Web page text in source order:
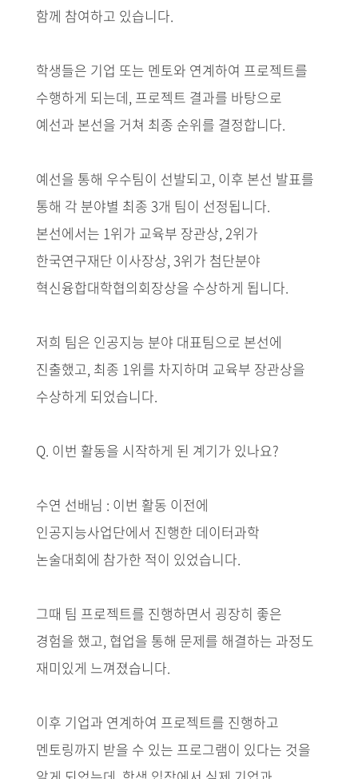
함께 참여하고 있습니다.
학생들은 기업 또는 멘토와 연계하여 프로젝트를
수행하게 되는데, 프로젝트 결과를 바탕으로
예선과 본선을 거쳐 최종 순위를 결정합니다.
예선을 통해 우수팀이 선발되고, 이후 본선 발표를
통해 각 분야별 최종 3개 팀이 선정됩니다.
본선에서는 1위가 교육부 장관상, 2위가
한국연구재단 이사장상, 3위가 첨단분야
혁신융합대학협의회장상을 수상하게 됩니다.
저희 팀은 인공지능 분야 대표팀으로 본선에
진출했고, 최종 1위를 차지하며 교육부 장관상을
수상하게 되었습니다.
Q. 이번 활동을 시작하게 된 계기가 있나요?
수연 선배님 : 이번 활동 이전에
인공지능사업단에서 진행한 데이터과학
논술대회에 참가한 적이 있었습니다.
그때 팀 프로젝트를 진행하면서 굉장히 좋은
경험을 했고, 협업을 통해 문제를 해결하는 과정도
재미있게 느껴졌습니다.
이후 기업과 연계하여 프로젝트를 진행하고
멘토링까지 받을 수 있는 프로그램이 있다는 것을